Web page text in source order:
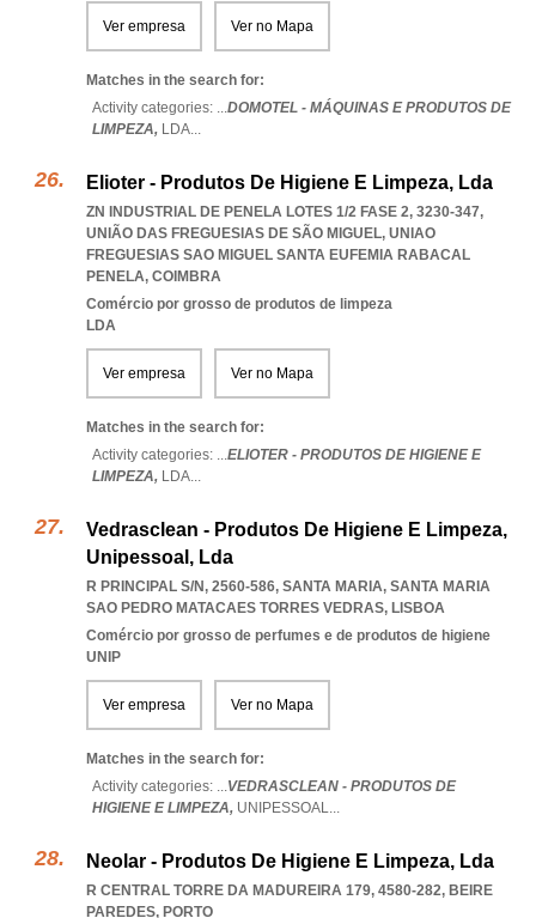
Ver empresa Ver no Mapa
Matches in the search for:
Activity categories: ...DOMOTEL - MÁQUINAS E PRODUTOS DE
LIMPEZA, LDA...
Elioter - Produtos De Higiene E Limpeza, Lda
ZN INDUSTRIAL DE PENELA LOTES 1/2 FASE 2, 3230-347,
UNIÃO DAS FREGUESIAS DE SÃO MIGUEL, UNIAO
FREGUESIAS SAO MIGUEL SANTA EUFEMIA RABACAL
PENELA, COIMBRA
Comércio por grosso de produtos de limpeza
LDA
Ver empresa Ver no Mapa
Matches in the search for:
Activity categories: ...ELIOTER - PRODUTOS DE HIGIENE E
LIMPEZA, LDA...
Vedrasclean - Produtos De Higiene E Limpeza,
Unipessoal, Lda
R PRINCIPAL S/N, 2560-586, SANTA MARIA, SANTA MARIA
SAO PEDRO MATACAES TORRES VEDRAS, LISBOA
Comércio por grosso de perfumes e de produtos de higiene
UNIP
Ver empresa Ver no Mapa
Matches in the search for:
Activity categories: ...VEDRASCLEAN - PRODUTOS DE
HIGIENE E LIMPEZA, UNIPESSOAL...
Neolar - Produtos De Higiene E Limpeza, Lda
R CENTRAL TORRE DA MADUREIRA 179, 4580-282, BEIRE
PAREDES, PORTO